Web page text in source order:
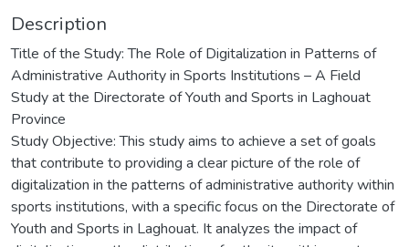
Description
Title of the Study: The Role of Digitalization in Patterns of
Administrative Authority in Sports Institutions – A Field
Study at the Directorate of Youth and Sports in Laghouat
Province
Study Objective: This study aims to achieve a set of goals
that contribute to providing a clear picture of the role of
digitalization in the patterns of administrative authority within
sports institutions, with a specific focus on the Directorate of
Youth and Sports in Laghouat. It analyzes the impact of